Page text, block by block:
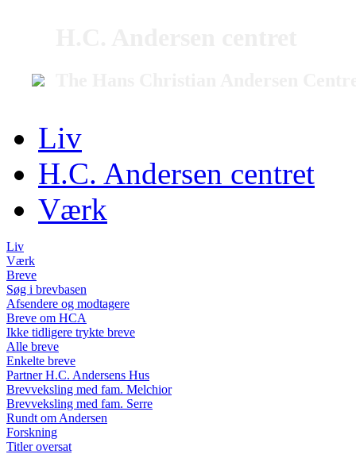
Liv
H.C. Andersen centret
Værk
Liv
Værk
Breve
Søg i brevbasen
Afsendere og modtagere
Breve om HCA
Ikke tidligere trykte breve
Alle breve
Enkelte breve
Partner H.C. Andersens Hus
Brevveksling med fam. Melchior
Brevveksling med fam. Serre
Rundt om Andersen
Forskning
Titler oversat